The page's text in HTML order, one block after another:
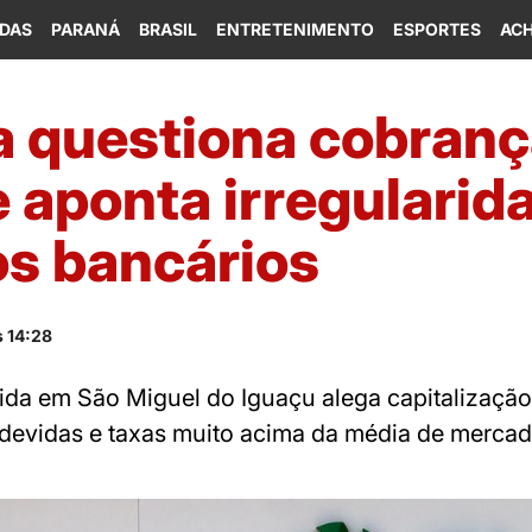
PARANÁ BRASIL ENTRETENIMENTO ESPORTES
questiona
aponta
bancários
14:28
em São Miguel do Iguaçu alega
e taxas muito acima da média de